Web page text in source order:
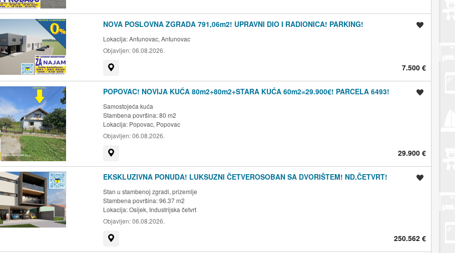
NOVA POSLOVNA ZGRADA 791,06m2! UPRAVNI DIO I RADIONICA! PARKING!
Lokacija:Antunovac, Antunovac
Objavljen:06.08.2026.
7.500 €
POPOVAC! NOVIJA KUĆA 80m2+80m2+STARA KUĆA 60m2=29.900€! PARCELA 6493!
Samostojeća kuća
Stambena površina: 80 m2
Lokacija: Popovac, Popovac
Objavljen:06.08.2026.
29.900 €
EKSKLUZIVNA PONUDA! LUKSUZNI ČETVEROSOBAN SA DVORIŠTEM! ND.ČETVRT!
Stan u stambenoj zgradi, prizemlje
Stambena površina: 96.37 m2
Lokacija:Osijek, Industrijska četvrt
Objavljen:06.08.2026.
250.562 €